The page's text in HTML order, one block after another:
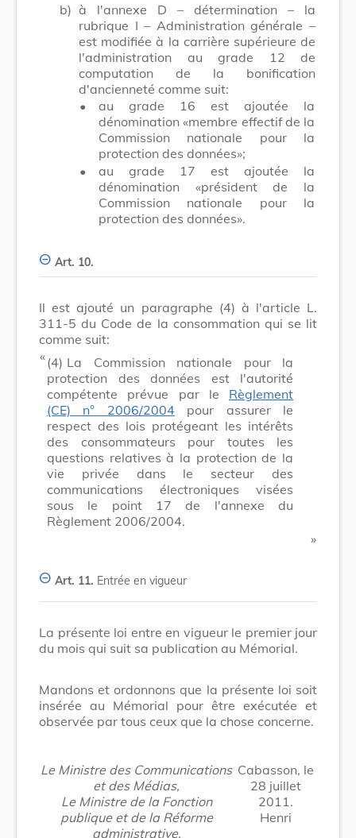
b) à l'annexe D – détermination – la
rubrique I – Administration générale –
est modifiée à la carrière supérieure de
l'administration au grade 12 de
computation de la bonification
d'ancienneté comme suit:
•
au grade 16 est ajoutée la
dénomination «membre effectif de la
Commission nationale pour la
protection des données»;
•
au grade 17 est ajoutée la
dénomination «président de la
Commission nationale pour la
protection des données».
Art. 10.
Il est ajouté un paragraphe (4) à l'article L.
311-5 du Code de la consommation qui se lit
comme suit:
​ «(4) La Commission nationale pour la
protection des données est l'autorité
compétente prévue par le Règlement
(CE) n° 2006/2004 pour assurer le
respect des lois protégeant les intérêts
des consommateurs pour toutes les
questions relatives à la protection de la
vie privée dans le secteur des
communications électroniques visées
sous le point 17 de l'annexe du
Règlement 2006/2004.
​ »
Art. 11. Entrée en vigueur
La présente loi entre en vigueur le premier jour
du mois qui suit sa publication au Mémorial.
Mandons et ordonnons que la présente loi soit
insérée au Mémorial pour être exécutée et
observée par tous ceux que la chose concerne.
Le Ministre des Communications
et des Médias,
Le Ministre de la Fonction
publique et de la Réforme
administrative,
Cabasson, le
28 juillet
2011.
Henri